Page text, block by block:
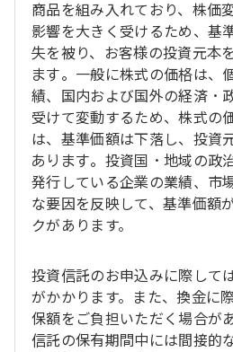
商品を組み入れており、株価
影響を大きく受けるため、基
失を被り、お客様の投資元本
ます。一般に株式の価格は、
績、国内および国外の経済・
受けて変動するため、株式の
は、基準価額は下落し、投資
あります。投資国・地域の政
発行している企業の業績、市
な要因を反映して、基準価額
クがあります。
投資信託のお申込みに際して
がかかります。また、換金に
保額をご負担いただく場合が
信託の保有期間中には間接的